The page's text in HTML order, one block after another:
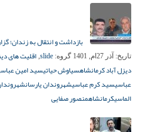
بازداشت و انتقال به زندان؛ گزارشی از
تاریخ: آذر 27ام, 1401 گروه: slide
, اقلیت های
دیزل آباد کرمانشاهسیاوش حیاتیسید امین
عباسیسید کرم عباسیشهروندان یارسان
الماسیکرمانشاهمنصور صفایی